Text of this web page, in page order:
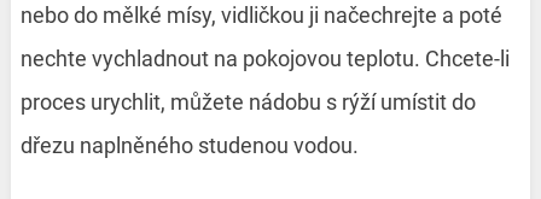
nebo do mělké mísy, vidličkou ji načechrejte a poté
nechte vychladnout na pokojovou teplotu. Chcete-li
proces urychlit, můžete nádobu s rýží umístit do
dřezu naplněného studenou vodou.